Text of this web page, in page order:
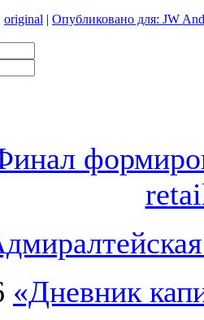
original | Опубликовано для: JW
«Дневник